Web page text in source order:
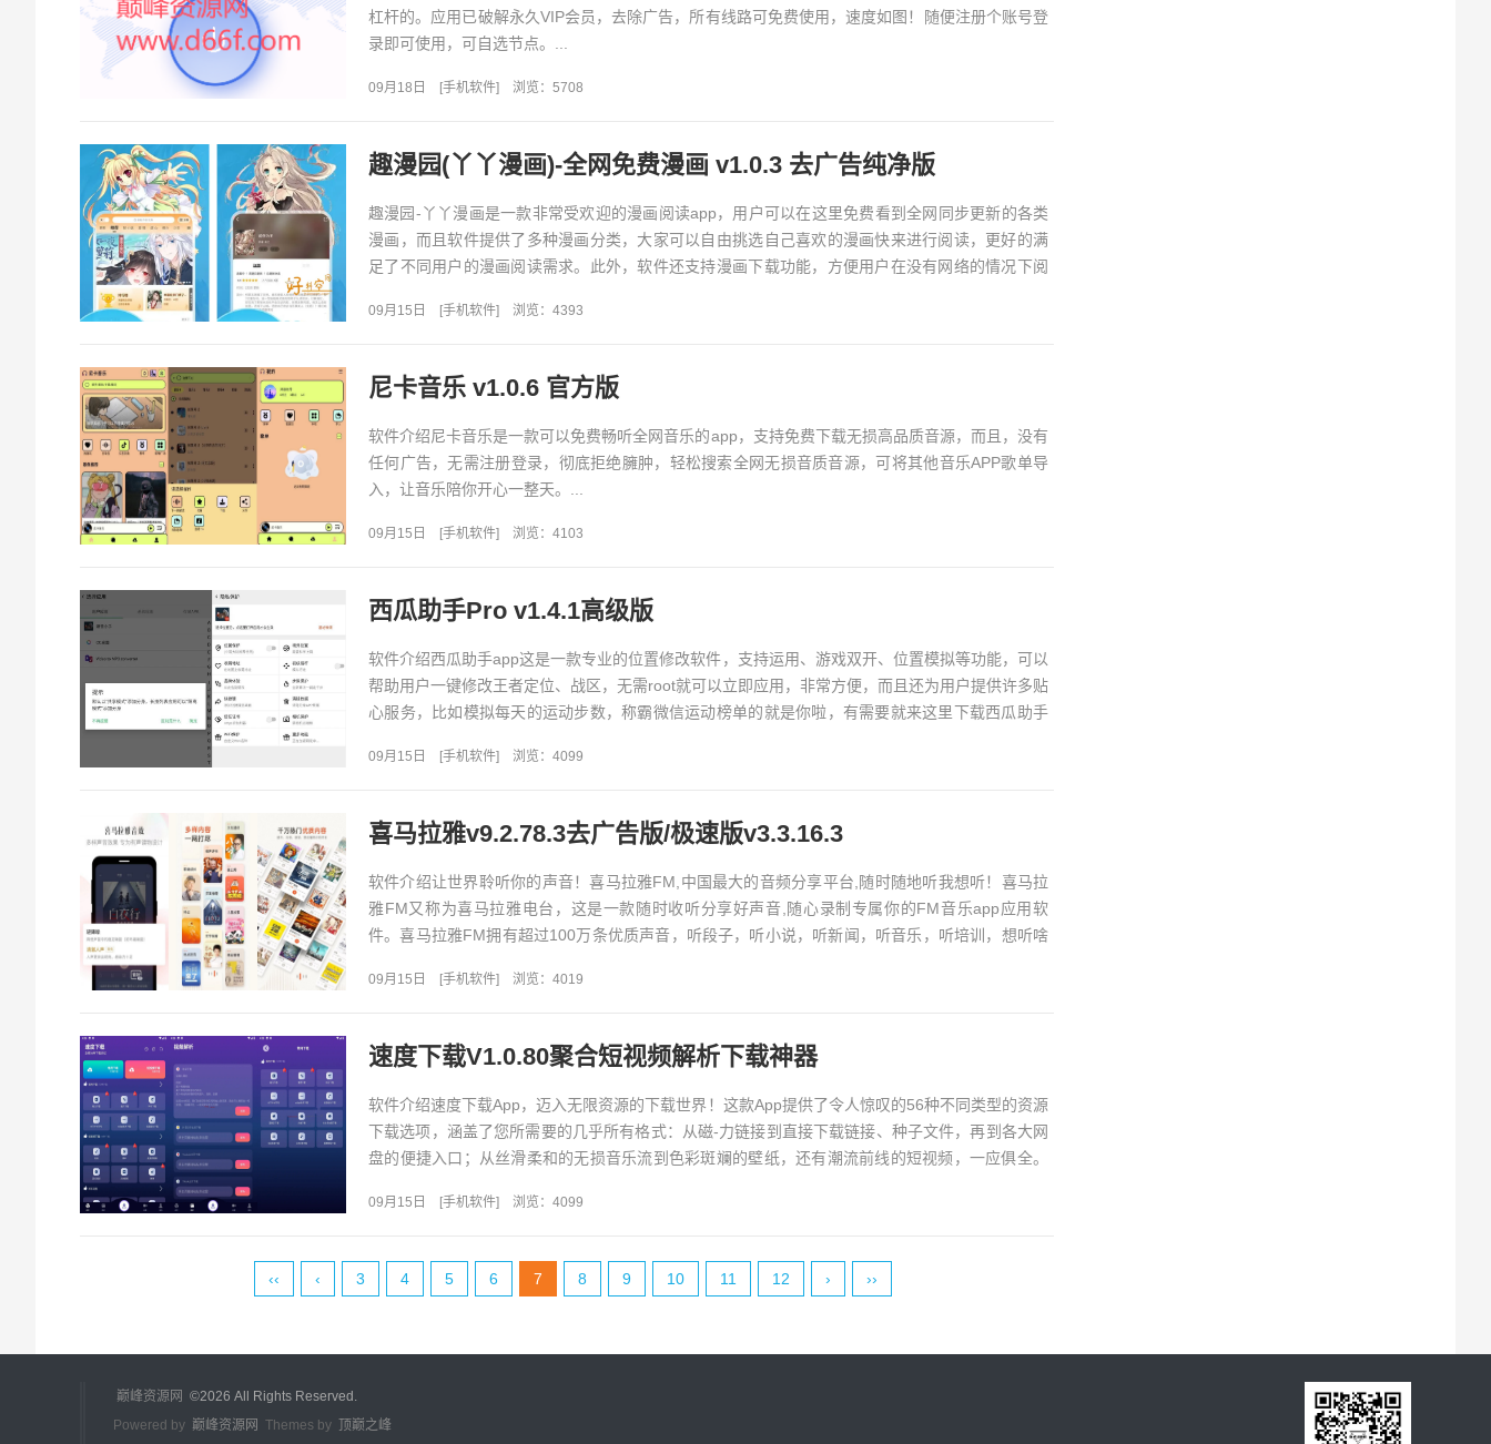
杠杆的。应用已破解永久VIP会员，去除广告，所有线路可免费使用，速度如图！随便注册个账号登
录即可使用，可自选节点。...
09月18日 [手机软件] 浏览：5708
趣漫园(丫丫漫画)-全网免费漫画 v1.0.3 去广告纯净版
趣漫园-丫丫漫画是一款非常受欢迎的漫画阅读app，用户可以在这里免费看到全网同步更新的各类
漫画，而且软件提供了多种漫画分类，大家可以自由挑选自己喜欢的漫画快来进行阅读，更好的满
足了不同用户的漫画阅读需求。此外，软件还支持漫画下载功能，方便用户在没有网络的情况下阅
09月15日 [手机软件] 浏览：4393
尼卡音乐 v1.0.6 官方版
软件介绍尼卡音乐是一款可以免费畅听全网音乐的app，支持免费下载无损高品质音源，而且，没有
任何广告，无需注册登录，彻底拒绝臃肿，轻松搜索全网无损音质音源，可将其他音乐APP歌单导
入，让音乐陪你开心一整天。...
09月15日 [手机软件] 浏览：4103
西瓜助手Pro v1.4.1高级版
软件介绍西瓜助手app这是一款专业的位置修改软件，支持运用、游戏双开、位置模拟等功能，可以
帮助用户一键修改王者定位、战区，无需root就可以立即应用，非常方便，而且还为用户提供许多贴
心服务，比如模拟每天的运动步数，称霸微信运动榜单的就是你啦，有需要就来这里下载西瓜助手
09月15日 [手机软件] 浏览：4099
喜马拉雅v9.2.78.3去广告版/极速版v3.3.16.3
软件介绍让世界聆听你的声音！喜马拉雅FM,中国最大的音频分享平台,随时随地听我想听！喜马拉
雅FM又称为喜马拉雅电台，这是一款随时收听分享好声音,随心录制专属你的FM音乐app应用软
件。喜马拉雅FM拥有超过100万条优质声音，听段子，听小说，听新闻，听音乐，听培训，想听啥
09月15日 [手机软件] 浏览：4019
速度下载V1.0.80聚合短视频解析下载神器
软件介绍速度下载App，迈入无限资源的下载世界！这款App提供了令人惊叹的56种不同类型的资源
下载选项，涵盖了您所需要的几乎所有格式：从磁-力链接到直接下载链接、种子文件，再到各大网
盘的便捷入口；从丝滑柔和的无损音乐流到色彩斑斓的壁纸，还有潮流前线的短视频，一应俱全。
09月15日 [手机软件] 浏览：4099
‹‹ ‹ 3 4 5 6 7 8 9 10 11 12 › ››
巅峰资源网 ©2026 All Rights Reserved.
Powered by 巅峰资源网 Themes by 顶巅之峰